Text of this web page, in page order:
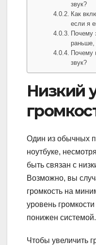
звук?
Как
если я
Почему
раньше,
Почему
звук?
Низкий
Один из обычных
ноутбуке,
быть связан с
Возможно, вы
громкость на
уровень
понижен системой.
Чтобы увеличить